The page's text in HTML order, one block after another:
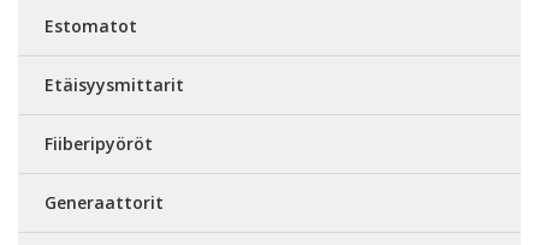
Estomatot
Etäisyysmittarit
Fiiberipyöröt
Generaattorit